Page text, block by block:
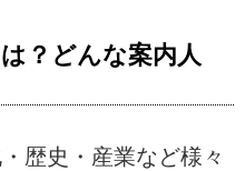
？どんな案内人
歴史・産業など様々